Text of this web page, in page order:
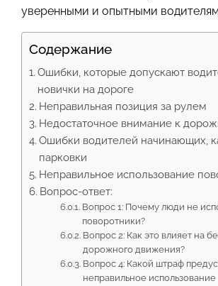
уверенными и опытными
Содержание
Ошибки, которые допускают
новички на дороге
Неправильная позиция за рулем
Недостаточное внимание к
Ошибки водителей начинающих,
парковки
Неправильное использование
Вопрос-ответ:
Вопрос 1: Почему люди не
поворотники?
Вопрос 2: Как это влияет на
дорожного движения?
Вопрос 4: Какой штраф
неправильное использование